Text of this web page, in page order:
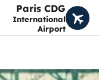
Paris CDG
International
Airport